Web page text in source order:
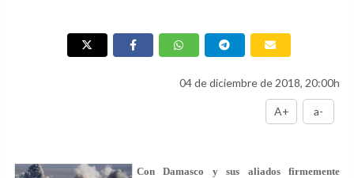
04 de diciembre de 2018, 20:00h
A+ a-
Con Damasco y sus aliados firmemente